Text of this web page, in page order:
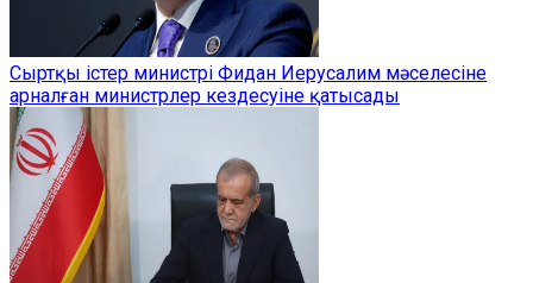
Сыртқы істер министрі Фидан Иерусалим мәселесіне
арналған министрлер кездесуіне қатысады